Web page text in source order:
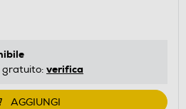
gratuito: verifica
AGGIUNGI